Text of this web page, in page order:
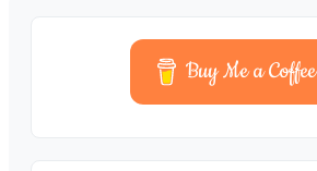
Buy Me a Coffee